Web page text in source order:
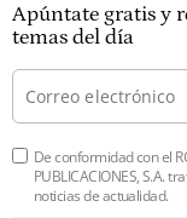
Apúntate gratis y
temas del día
De conformidad con el
PUBLICACIONES, S.A.
noticias de actualidad.